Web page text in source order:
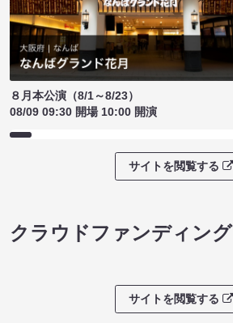
８月本公演（8/1～8/23）
08/09 09:30 開場 10:00 開演
サイトを閲覧する
クラウドファンディング
サイトを閲覧する